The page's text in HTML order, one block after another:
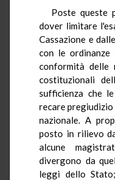
Poste queste
dover limitare
Cassazione e
con le ordinanze
conformità delle
costituzionali
sufficienza che
recare
nazionale. A
posto in rilievo
alcune
divergono da
leggi dello